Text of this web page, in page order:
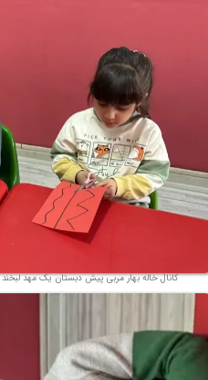
کانال خاله بهار مربی پیش دبستان یک مهد لبخند